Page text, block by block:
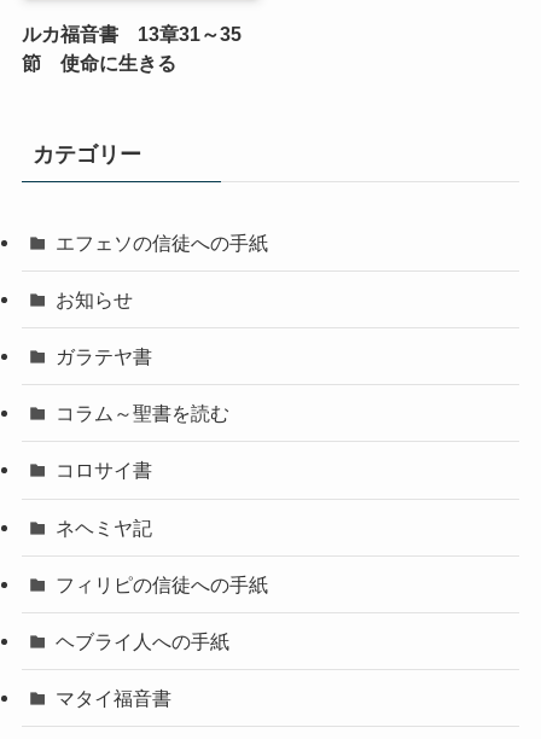
ルカ福音書 13章31～35
節 使命に生きる
カテゴリー
エフェソの信徒への手紙
お知らせ
ガラテヤ書
コラム～聖書を読む
コロサイ書
ネヘミヤ記
フィリピの信徒への手紙
ヘブライ人への手紙
マタイ福音書